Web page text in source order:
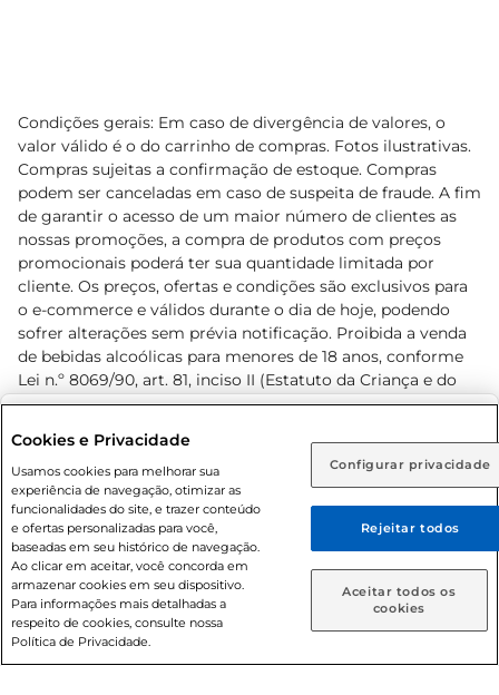
Rio de Janeiro (RJ) Goiás (GO)
Ou
Caso queira comprar online, informe como deseja receber
suas compras:
Entrega em casa Retire em Loja
Condições gerais: Em caso de divergência de valores, o
valor válido é o do carrinho de compras. Fotos ilustrativas.
Compras sujeitas a confirmação de estoque. Compras
podem ser canceladas em caso de suspeita de fraude. A fim
de garantir o acesso de um maior número de clientes as
nossas promoções, a compra de produtos com preços
promocionais poderá ter sua quantidade limitada por
cliente. Os preços, ofertas e condições são exclusivos para
o e-commerce e válidos durante o dia de hoje, podendo
sofrer alterações sem prévia notificação. Proibida a venda
de bebidas alcoólicas para menores de 18 anos, conforme
Lei n.º 8069/90, art. 81, inciso II (Estatuto da Criança e do
Adolescente). Preços e condições exclusivos para o
prévio. O valor mínimo para as compras on-line é de R$
80,00.
© 2026 Copyright. Todos os direitos
reservados Prezunic.
Cookies e Privacidade
Usamos cookies para melhorar sua
experiência de navegação, otimizar as
funcionalidades do site, e trazer conteúdo
e ofertas personalizadas para você,
baseadas em seu histórico de navegação.
Ao clicar em aceitar, você concorda em
armazenar cookies em seu dispositivo.
Para informações mais detalhadas a
respeito de cookies, consulte nossa
Política de Privacidade.
Configurar privacidade
Rejeitar todos
Aceitar todos os
cookies